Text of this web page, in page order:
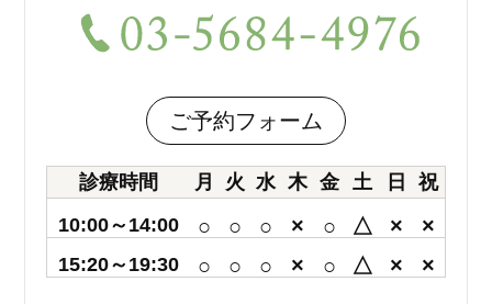
ご予約フォーム
診療時間 月 火 水 木 金 土 日
祝
10:00～14:00
○ ○ ○ × ○ △ × ×
15:20～19:30 ○ ○ ○ × ○ △ × ×